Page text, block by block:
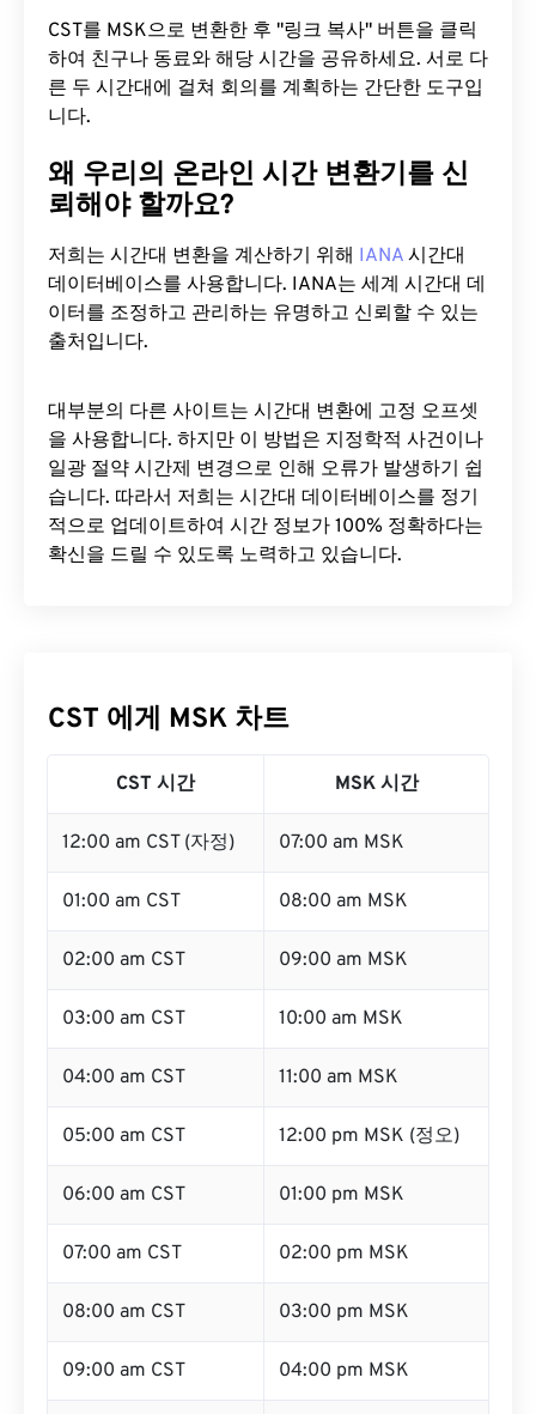
CST를 MSK으로 변환한 후 "링크 복사" 버튼을 클릭
하여 친구나 동료와 해당 시간을 공유하세요. 서로 다
른 두 시간대에 걸쳐 회의를 계획하는 간단한 도구입
니다.
왜 우리의 온라인 시간 변환기를 신
뢰해야 할까요?
저희는 시간대 변환을 계산하기 위해 IANA 시간대
데이터베이스를 사용합니다. IANA는 세계 시간대 데
이터를 조정하고 관리하는 유명하고 신뢰할 수 있는
출처입니다.
대부분의 다른 사이트는 시간대 변환에 ​​고정 오프셋
을 사용합니다. 하지만 이 방법은 지정학적 사건이나
일광 절약 시간제 변경으로 인해 오류가 발생하기 쉽
습니다. 따라서 저희는 시간대 데이터베이스를 정기
적으로 업데이트하여 시간 정보가 100% 정확하다는
확신을 드릴 수 있도록 노력하고 있습니다.
CST 에게 MSK 차트
CST 시간 MSK 시간
12:00 am CST (자정) 07:00 am MSK
01:00 am CST 08:00 am MSK
02:00 am CST 09:00 am MSK
03:00 am CST 10:00 am MSK
04:00 am CST 11:00 am MSK
05:00 am CST 12:00 pm MSK (정오)
06:00 am CST 01:00 pm MSK
07:00 am CST 02:00 pm MSK
08:00 am CST 03:00 pm MSK
09:00 am CST 04:00 pm MSK